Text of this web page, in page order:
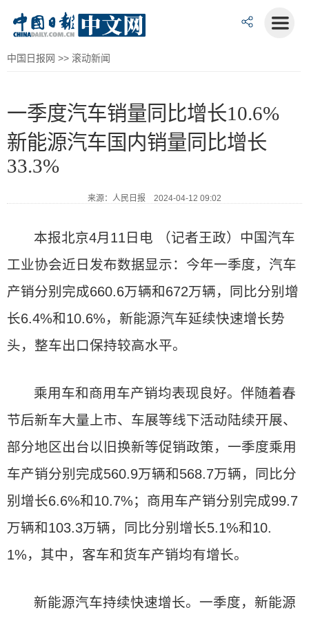
中国日报网 >> 滚动新闻
一季度汽车销量同比增长10.6%
新能源汽车国内销量同比增长
33.3%
来源：人民日报 2024-04-12 09:02
本报北京4月11日电 （记者王政）中国汽车
工业协会近日发布数据显示：今年一季度，汽车
产销分别完成660.6万辆和672万辆，同比分别增
长6.4%和10.6%，新能源汽车延续快速增长势
头，整车出口保持较高水平。
乘用车和商用车产销均表现良好。伴随着春
节后新车大量上市、车展等线下活动陆续开展、
部分地区出台以旧换新等促销政策，一季度乘用
车产销分别完成560.9万辆和568.7万辆，同比分
别增长6.6%和10.7%；商用车产销分别完成99.7
万辆和103.3万辆，同比分别增长5.1%和10.
1%，其中，客车和货车产销均有增长。
新能源汽车持续快速增长。一季度，新能源